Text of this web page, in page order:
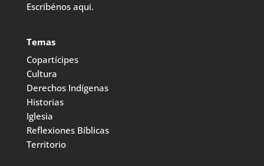
Escribénos aqui.
Temas
Copartícipes
Cultura
Derechos Indígenas
Historias
Iglesia
Reflexiones Bíblicas
Territorio